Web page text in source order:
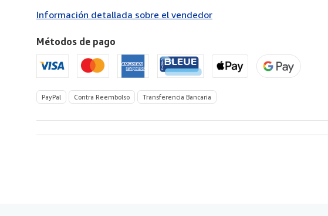
Estados
de
America
Información detallada sobre el vendedor
Métodos de pago
PayPal Contra Reembolso Transferencia Bancaria